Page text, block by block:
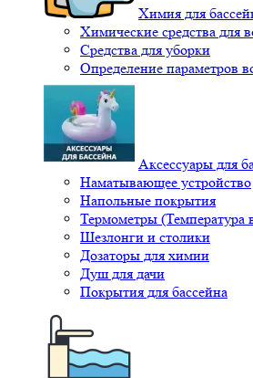
Химия для
Химические средства для
Средства для уборки
Определение параметров
Аксессуары для
Наматывающее устройство
Напольные покрытия
Термометры (Температура
Шезлонги и столики
Дозаторы для химии
Душ для дачи
Покрытия для бассейна